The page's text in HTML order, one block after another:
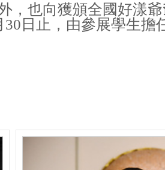
，也向獲頒全國好漾
日止，由參展學生擔